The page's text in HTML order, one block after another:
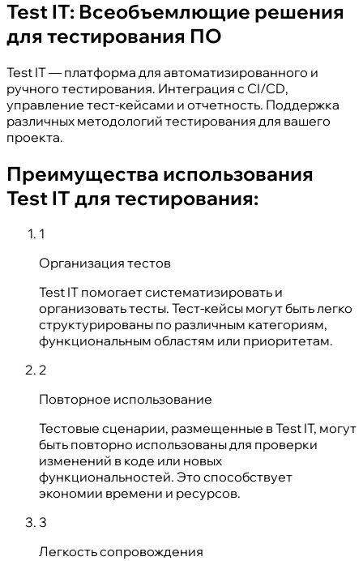
Test IT: Всеобъемлющие решения
для тестирования ПО
Test IT — платформа для автоматизированного и
ручного тестирования. Интеграция с CI/CD,
управление тест-кейсами и отчетность. Поддержка
различных методологий тестирования для вашего
проекта.
Преимущества использования
Test IT для тестирования:
1
Организация тестов
Test IT помогает систематизировать и
организовать тесты. Тест-кейсы могут быть легко
структурированы по различным категориям,
функциональным областям или приоритетам.
2
Повторное использование
Тестовые сценарии, размещенные в Test IT, могут
быть повторно использованы для проверки
изменений в коде или новых
функциональностей. Это способствует
экономии времени и ресурсов.
3
Легкость сопровождения